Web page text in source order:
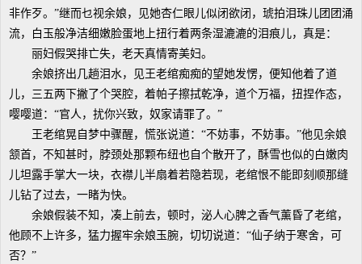
非作歹。”继而乜视余娘，见她杏仁眼儿似闭欲闭，琥拍泪珠儿团团涌
流，白玉般净洁细嫩脸蛋地上扭行着两条湿漉漉的泪痕儿，真是：
丽妇假哭排亡失，老天真情寄美妇。
余娘挤出几趟泪水，见王老绾痴痴的望她发愣，便知他着了道
儿，三五两下撇了个哭腔，着帕子擦拭乾净，道个万福，扭捏作态，
嘤嘤道：“官人，扰你兴致，奴家请罪了。”
王老绾晃自梦中骤醒，慌张说道：“不妨事，不妨事。”他见余娘
颔首，不知甚时，脖颈处那颗布纽也自个散开了，酥雪也似的白嫩肉
儿坦露手掌大一块，衣襟儿半扇着若隐若现，老绾恨不能即刻顺那缝
儿钻了过去，一睹为快。
余娘假装不知，凑上前去，顿时，泌人心脾之香气薰昏了老绾，
他顾不上许多，猛力握牢余娘玉腕，切切说道：“仙子纳于寒舍，可
否？”